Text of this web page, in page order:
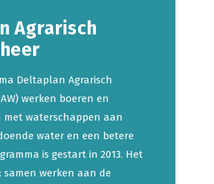
Agrarisch
Deltaplan Agrarisch
werken boeren en
met waterschappen aan
water en een betere
is gestart in 2013. Het
samen werken aan de